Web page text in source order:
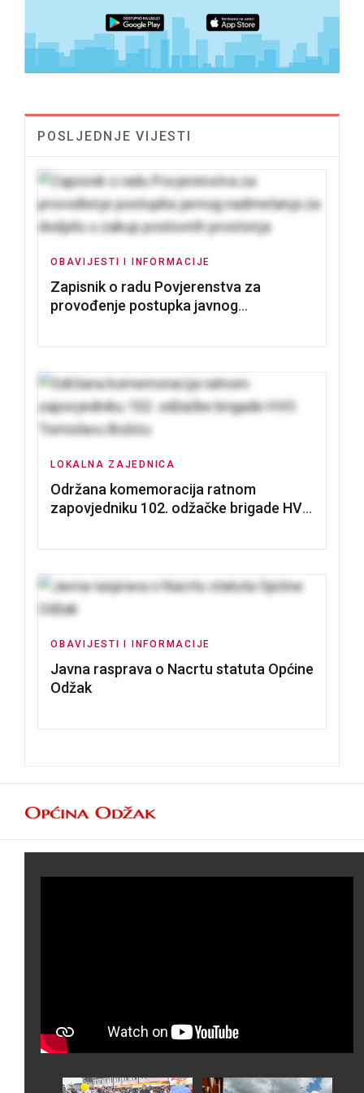
POSLJEDNJE VIJESTI
OBAVIJESTI I INFORMACIJE
Zapisnik o radu Povjerenstva za
provođenje postupka javnog
LOKALNA ZAJEDNICA
Održana komemoracija ratnom
zapovjedniku 102. odžačke brigade HVO
OBAVIJESTI I INFORMACIJE
Javna rasprava o Nacrtu statuta Općine
Odžak